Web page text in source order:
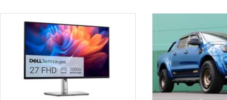
thay vì chỉ so sánh cấu hình trên giấy.
không, dùng được